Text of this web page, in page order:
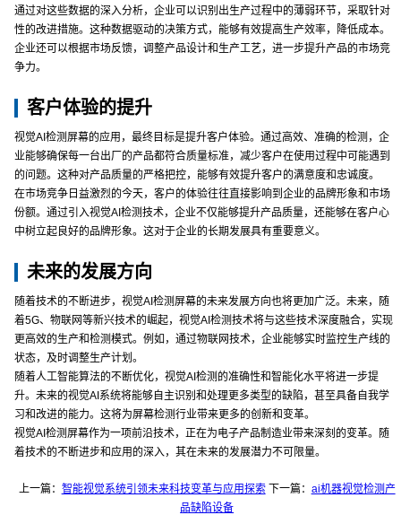
通过对这些数据的深入分析，企业可以识别出生产过程中的薄弱环节，采取针对
性的改进措施。这种数据驱动的决策方式，能够有效提高生产效率，降低成本。
企业还可以根据市场反馈，调整产品设计和生产工艺，进一步提升产品的市场竞
争力。
客户体验的提升
视觉AI检测屏幕的应用，最终目标是提升客户体验。通过高效、准确的检测，企
业能够确保每一台出厂的产品都符合质量标准，减少客户在使用过程中可能遇到
的问题。这种对产品质量的严格把控，能够有效提升客户的满意度和忠诚度。
在市场竞争日益激烈的今天，客户的体验往往直接影响到企业的品牌形象和市场
份额。通过引入视觉AI检测技术，企业不仅能够提升产品质量，还能够在客户心
中树立起良好的品牌形象。这对于企业的长期发展具有重要意义。
未来的发展方向
随着技术的不断进步，视觉AI检测屏幕的未来发展方向也将更加广泛。未来，随
着5G、物联网等新兴技术的崛起，视觉AI检测技术将与这些技术深度融合，实现
更高效的生产和检测模式。例如，通过物联网技术，企业能够实时监控生产线的
状态，及时调整生产计划。
随着人工智能算法的不断优化，视觉AI检测的准确性和智能化水平将进一步提
升。未来的视觉AI系统将能够自主识别和处理更多类型的缺陷，甚至具备自我学
习和改进的能力。这将为屏幕检测行业带来更多的创新和变革。
视觉AI检测屏幕作为一项前沿技术，正在为电子产品制造业带来深刻的变革。随
着技术的不断进步和应用的深入，其在未来的发展潜力不可限量。
上一篇： 智能视觉系统引领未来科技变革与应用探索下一篇： ai机器视觉检测产
品缺陷设备